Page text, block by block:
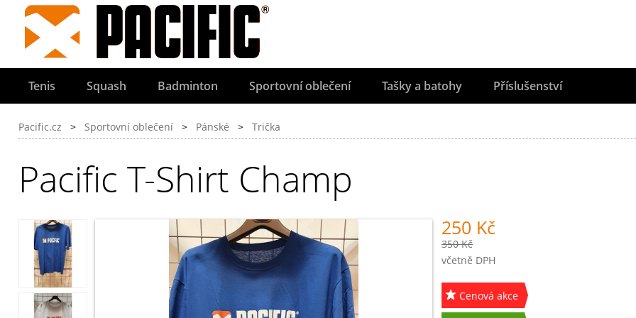
Tenis Squash Badminton Sportovní oblečení Tašky a batohy Příslušenství
Pacific.cz > Sportovní oblečení > Pánské > Trička
Pacific T-Shirt Champ
250 Kč
350 Kč
včetně DPH
Cenová akce